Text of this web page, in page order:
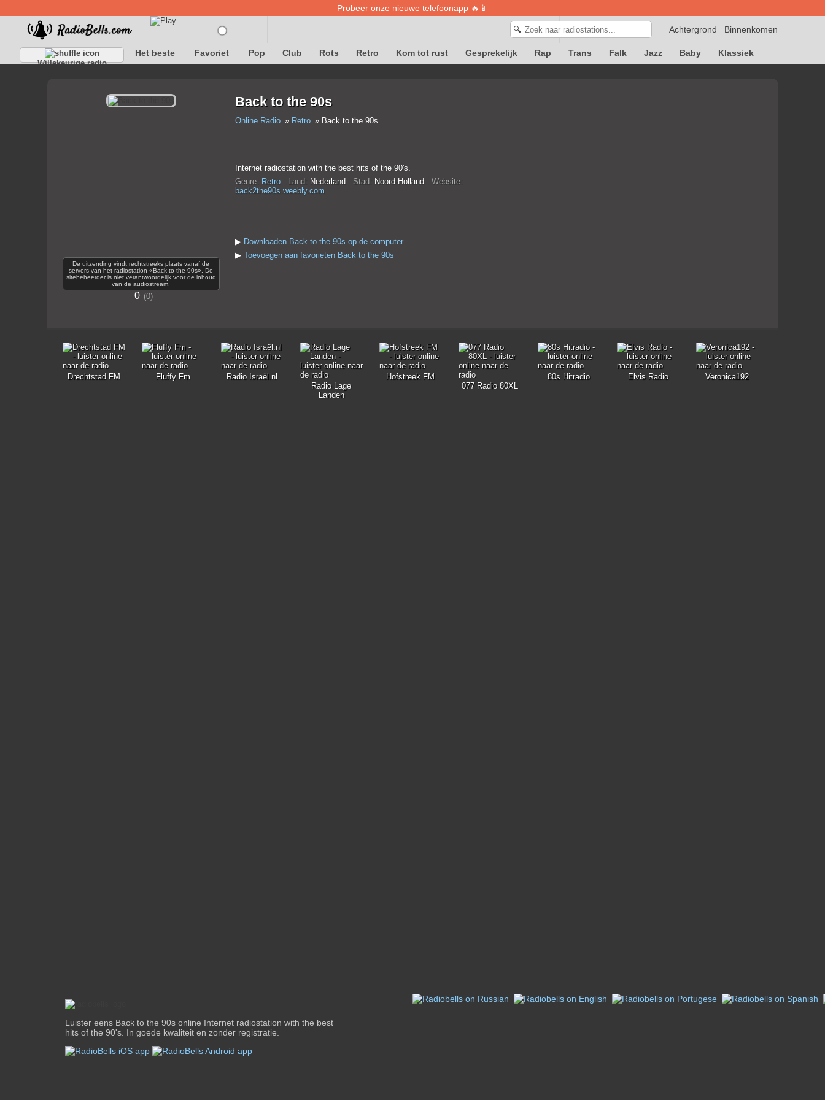
Probeer onze nieuwe telefoonapp 🔥📱
Binnenkomen
Achtergrond
🔍
Willekeurige radio
Het beste Favoriet Pop Club Rots Retro Kom tot rust Gesprekelijk Rap Trans Falk Jazz Baby Klassiek
De uitzending vindt rechtstreeks plaats vanaf de
servers van het radiostation «Back to the 90s». De
sitebeheerder is niet verantwoordelijk voor de inhoud
van de audiostream.
0 0
Back to the 90s
Online Radio Retro Back to the 90s
Internet radiostation with the best hits of the 90's.
Genre: Retro Land: Nederland Stad: Noord-Holland Website:
back2the90s.weebly.com
▶ Downloaden Back to the 90s op de computer
▶ Toevoegen aan favorieten Back to the 90s
Drechtstad FM Fluffy Fm
Radio Israël.nl
Radio Lage
Landen
Hofstreek FM
077 Radio 80XL
80s Hitradio Elvis Radio Veronica192
Luister eens Back to the 90s online Internet radiostation with the best
hits of the 90's. In goede kwaliteit en zonder registratie.